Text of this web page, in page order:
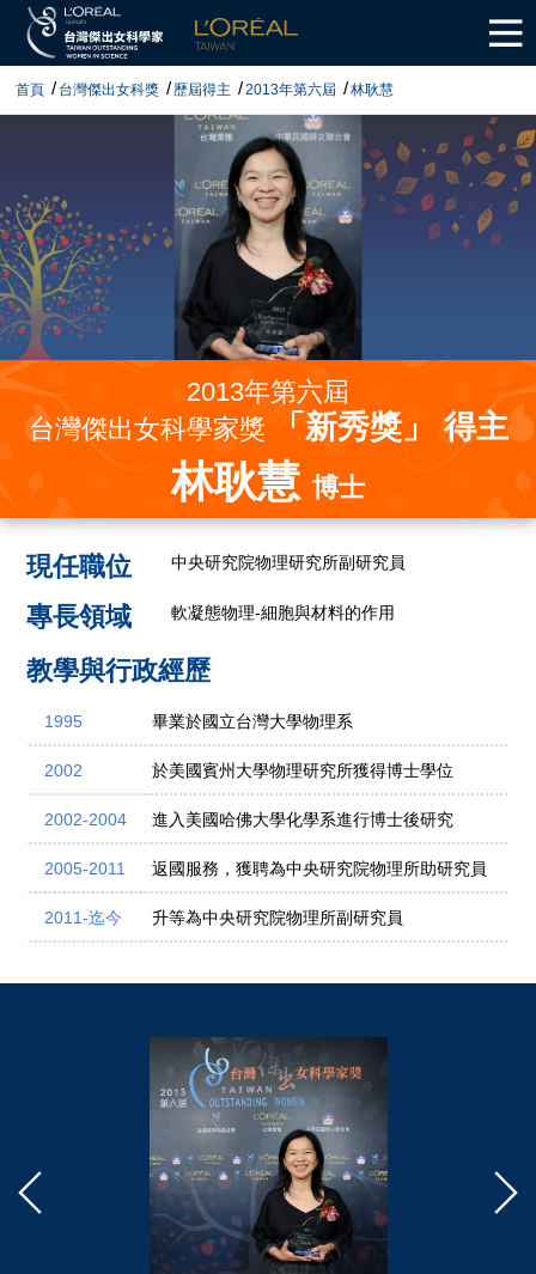
首頁 台灣傑出女科獎 歷屆得主 2013年第六屆 林耿慧
2013年第六屆
台灣傑出女科學家獎
「新秀獎」 得主
林耿慧 博士
現任職位 中央研究院物理研究所副研究員
專長領域 軟凝態物理-細胞與材料的作用
教學與行政經歷
1995 畢業於國立台灣大學物理系
2002 於美國賓州大學物理研究所獲得博士學位
2002-2004 進入美國哈佛大學化學系進行博士後研究
2005-2011 返國服務，獲聘為中央研究院物理所助研究員
2011-迄今 升等為中央研究院物理所副研究員